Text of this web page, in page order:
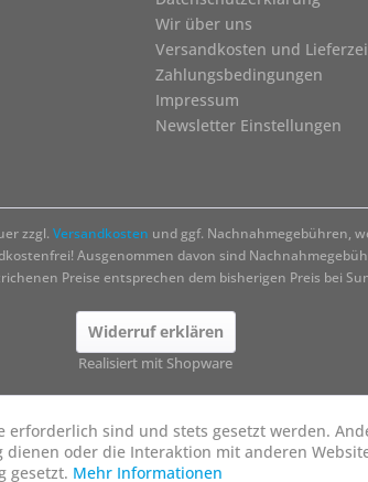
Wir über uns
Versandkosten und
Zahlungsbedingungen
Impressum
Newsletter Einstellungen
zzgl. Versandkosten und ggf. Nachnahmegebühren,
Ausgenommen davon sind
Preise entsprechen dem bisherigen Preis bei
Widerruf erklären
Realisiert mit Shopware
sind und stets gesetzt werden.
oder die Interaktion mit anderen
gesetzt. Mehr Informationen